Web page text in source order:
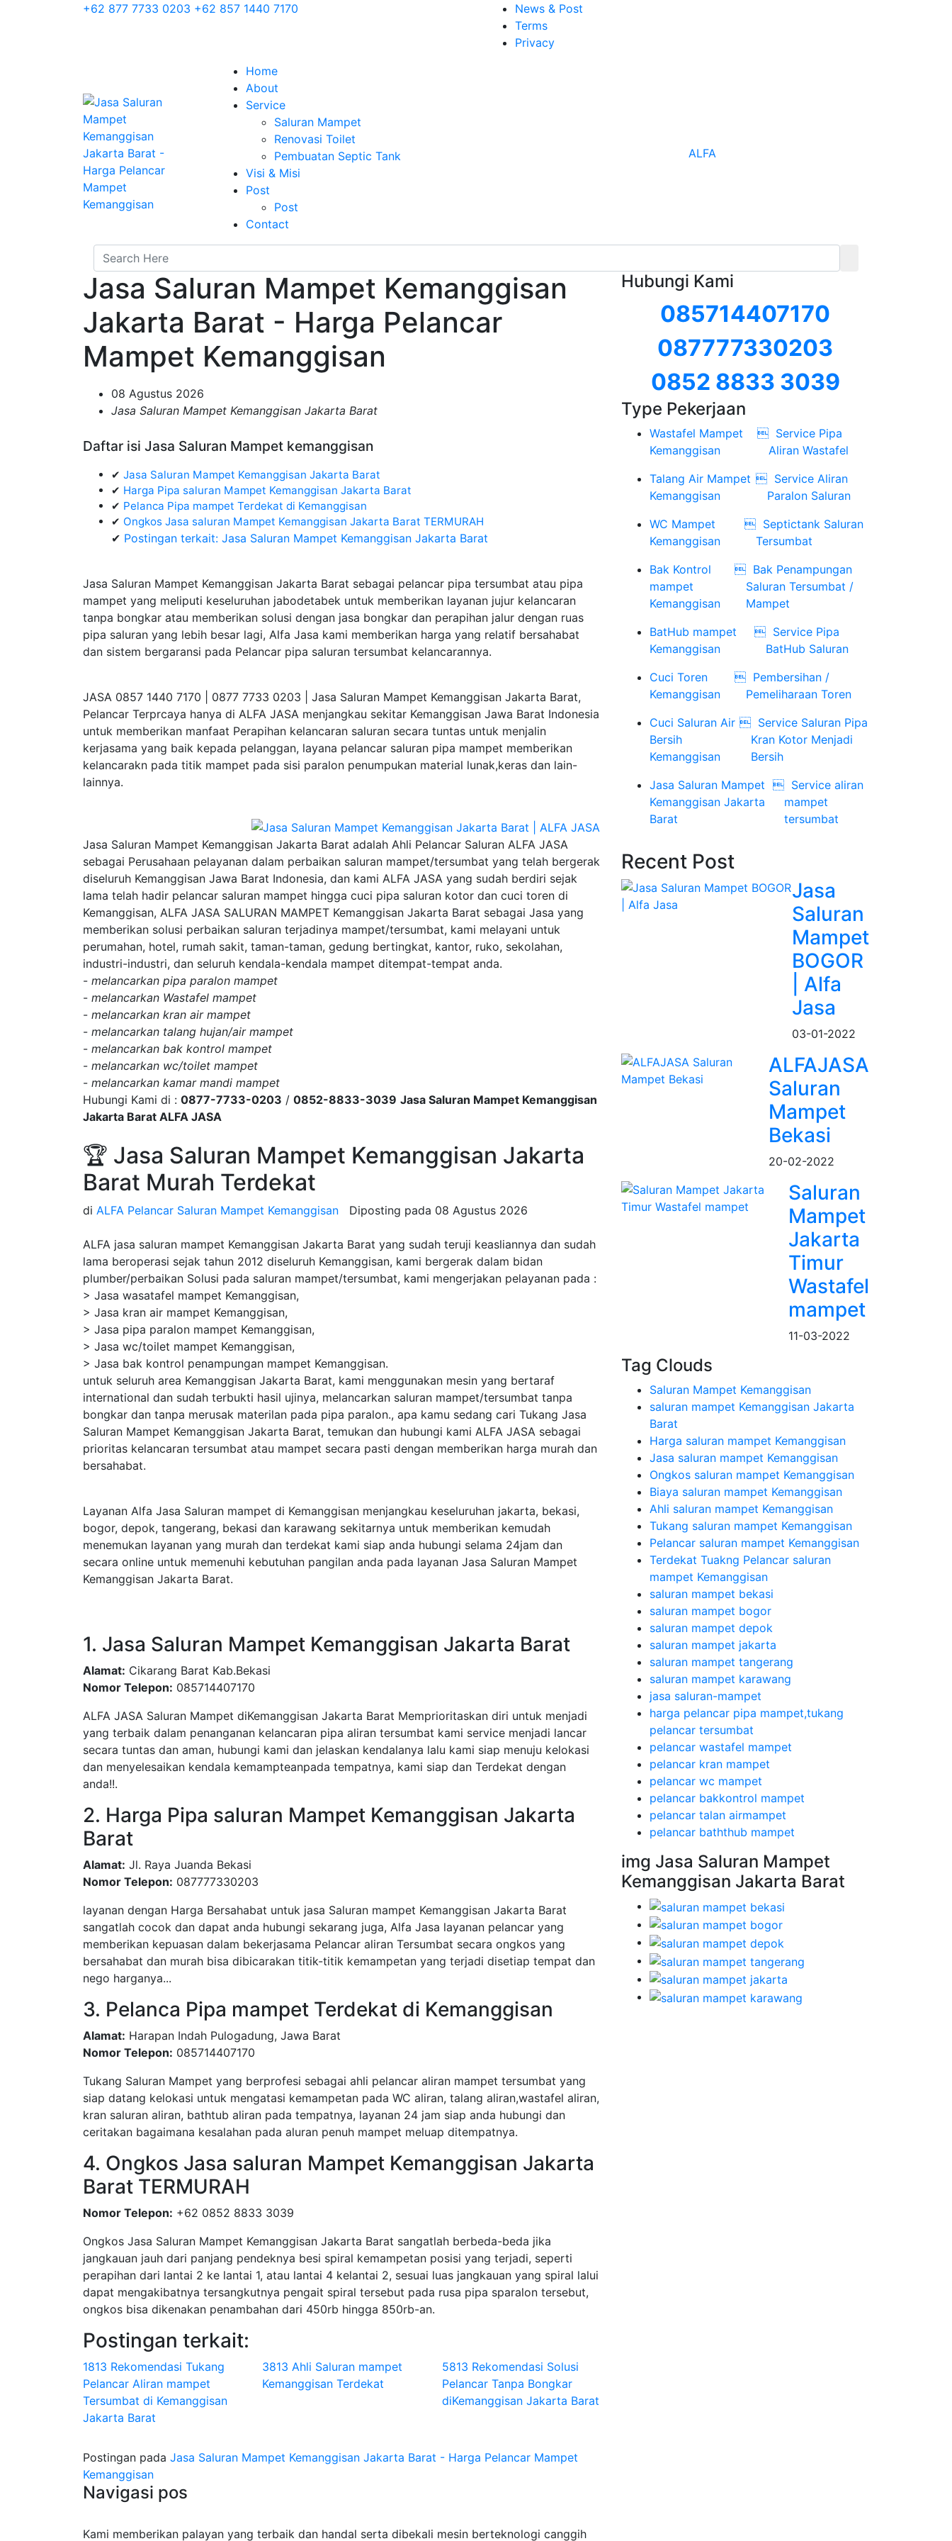
+62 877 7733 0203 +62 857 1440 7170
News & Post
Terms
Privacy
Home
About
Service
Saluran Mampet
Renovasi Toilet
Pembuatan Septic Tank
Visi & Misi
Post
Post
Contact
ALFA
Jasa Saluran Mampet Kemanggisan
Jakarta Barat - Harga Pelancar
Mampet Kemanggisan
08 Agustus 2026
Jasa Saluran Mampet Kemanggisan Jakarta Barat
Daftar isi Jasa Saluran Mampet kemanggisan
✔ Jasa Saluran Mampet Kemanggisan Jakarta Barat
✔ Harga Pipa saluran Mampet Kemanggisan Jakarta Barat
✔ Pelanca Pipa mampet Terdekat di Kemanggisan
✔ Ongkos Jasa saluran Mampet Kemanggisan Jakarta Barat TERMURAH
✔ Postingan terkait: Jasa Saluran Mampet Kemanggisan Jakarta Barat
Jasa Saluran Mampet Kemanggisan Jakarta Barat sebagai pelancar pipa tersumbat atau pipa
mampet yang meliputi keseluruhan jabodetabek untuk memberikan layanan jujur kelancaran
tanpa bongkar atau memberikan solusi dengan jasa bongkar dan perapihan jalur dengan ruas
pipa saluran yang lebih besar lagi, Alfa Jasa kami memberikan harga yang relatif bersahabat
dan sistem bergaransi pada Pelancar pipa saluran tersumbat kelancarannya.
JASA 0857 1440 7170 | 0877 7733 0203 | Jasa Saluran Mampet Kemanggisan Jakarta Barat,
Pelancar Terprcaya hanya di ALFA JASA menjangkau sekitar Kemanggisan Jawa Barat Indonesia
untuk memberikan manfaat Perapihan kelancaran saluran secara tuntas untuk menjalin
kerjasama yang baik kepada pelanggan, layana pelancar saluran pipa mampet memberikan
kelancarakn pada titik mampet pada sisi paralon penumpukan material lunak,keras dan lain-
lainnya.
Jasa Saluran Mampet Kemanggisan Jakarta Barat adalah Ahli Pelancar Saluran ALFA JASA
sebagai Perusahaan pelayanan dalam perbaikan saluran mampet/tersumbat yang telah bergerak
diseluruh Kemanggisan Jawa Barat Indonesia, dan kami ALFA JASA yang sudah berdiri sejak
lama telah hadir pelancar saluran mampet hingga cuci pipa saluran kotor dan cuci toren di
Kemanggisan, ALFA JASA SALURAN MAMPET Kemanggisan Jakarta Barat sebagai Jasa yang
memberikan solusi perbaikan saluran terjadinya mampet/tersumbat, kami melayani untuk
perumahan, hotel, rumah sakit, taman-taman, gedung bertingkat, kantor, ruko, sekolahan,
industri-industri, dan seluruh kendala-kendala mampet ditempat-tempat anda.
- melancarkan pipa paralon mampet
- melancarkan Wastafel mampet
- melancarkan kran air mampet
- melancarkan talang hujan/air mampet
- melancarkan bak kontrol mampet
- melancarkan wc/toilet mampet
- melancarkan kamar mandi mampet
Hubungi Kami di : 0877-7733-0203 / 0852-8833-3039 Jasa Saluran Mampet Kemanggisan
Jakarta Barat ALFA JASA
🏆 Jasa Saluran Mampet Kemanggisan Jakarta
Barat Murah Terdekat
di ALFA Pelancar Saluran Mampet Kemanggisan Diposting pada 08 Agustus 2026
ALFA jasa saluran mampet Kemanggisan Jakarta Barat yang sudah teruji keasliannya dan sudah
lama beroperasi sejak tahun 2012 diseluruh Kemanggisan, kami bergerak dalam bidan
plumber/perbaikan Solusi pada saluran mampet/tersumbat, kami mengerjakan pelayanan pada :
> Jasa wasatafel mampet Kemanggisan,
> Jasa kran air mampet Kemanggisan,
> Jasa pipa paralon mampet Kemanggisan,
> Jasa wc/toilet mampet Kemanggisan,
> Jasa bak kontrol penampungan mampet Kemanggisan.
untuk seluruh area Kemanggisan Jakarta Barat, kami menggunakan mesin yang bertaraf
international dan sudah terbukti hasil ujinya, melancarkan saluran mampet/tersumbat tanpa
bongkar dan tanpa merusak materilan pada pipa paralon., apa kamu sedang cari Tukang Jasa
Saluran Mampet Kemanggisan Jakarta Barat, temukan dan hubungi kami ALFA JASA sebagai
prioritas kelancaran tersumbat atau mampet secara pasti dengan memberikan harga murah dan
bersahabat.
Layanan Alfa Jasa Saluran mampet di Kemanggisan menjangkau keseluruhan jakarta, bekasi,
bogor, depok, tangerang, bekasi dan karawang sekitarnya untuk memberikan kemudah
menemukan layanan yang murah dan terdekat kami siap anda hubungi selama 24jam dan
secara online untuk memenuhi kebutuhan pangilan anda pada layanan Jasa Saluran Mampet
Kemanggisan Jakarta Barat.
1. Jasa Saluran Mampet Kemanggisan Jakarta Barat
Alamat: Cikarang Barat Kab.Bekasi
Nomor Telepon: 085714407170
ALFA JASA Saluran Mampet diKemanggisan Jakarta Barat Memprioritaskan diri untuk menjadi
yang terbaik dalam penanganan kelancaran pipa aliran tersumbat kami service menjadi lancar
secara tuntas dan aman, hubungi kami dan jelaskan kendalanya lalu kami siap menuju kelokasi
dan menyelesaikan kendala kemampteanpada tempatnya, kami siap dan Terdekat dengan
anda!!.
2. Harga Pipa saluran Mampet Kemanggisan Jakarta
Barat
Alamat: Jl. Raya Juanda Bekasi
Nomor Telepon: 087777330203
layanan dengan Harga Bersahabat untuk jasa Saluran mampet Kemanggisan Jakarta Barat
sangatlah cocok dan dapat anda hubungi sekarang juga, Alfa Jasa layanan pelancar yang
memberikan kepuasan dalam bekerjasama Pelancar aliran Tersumbat secara ongkos yang
bersahabat dan murah bisa dibicarakan titik-titik kemampetan yang terjadi disetiap tempat dan
nego harganya...
3. Pelanca Pipa mampet Terdekat di Kemanggisan
Alamat: Harapan Indah Pulogadung, Jawa Barat
Nomor Telepon: 085714407170
Tukang Saluran Mampet yang berprofesi sebagai ahli pelancar aliran mampet tersumbat yang
siap datang kelokasi untuk mengatasi kemampetan pada WC aliran, talang aliran,wastafel aliran,
kran saluran aliran, bathtub aliran pada tempatnya, layanan 24 jam siap anda hubungi dan
ceritakan bagaimana kesalahan pada aluran penuh mampet meluap ditempatnya.
4. Ongkos Jasa saluran Mampet Kemanggisan Jakarta
Barat TERMURAH
Nomor Telepon: +62 0852 8833 3039
Ongkos Jasa Saluran Mampet Kemanggisan Jakarta Barat sangatlah berbeda-beda jika
jangkauan jauh dari panjang pendeknya besi spiral kemampetan posisi yang terjadi, seperti
perapihan dari lantai 2 ke lantai 1, atau lantai 4 kelantai 2, sesuai luas jangkauan yang spiral lalui
dapat mengakibatnya tersangkutnya pengait spiral tersebut pada rusa pipa sparalon tersebut,
ongkos bisa dikenakan penambahan dari 450rb hingga 850rb-an.
Postingan terkait:
1813 Rekomendasi Tukang
Pelancar Aliran mampet
Tersumbat di Kemanggisan
Jakarta Barat
3813 Ahli Saluran mampet
Kemanggisan Terdekat
5813 Rekomendasi Solusi
Pelancar Tanpa Bongkar
diKemanggisan Jakarta Barat
Postingan pada Jasa Saluran Mampet Kemanggisan Jakarta Barat - Harga Pelancar Mampet
Kemanggisan
Navigasi pos
Kami memberikan palayan yang terbaik dan handal serta dibekali mesin berteknologi canggih
Hubungi Kami
085714407170
087777330203
0852 8833 3039
Type Pekerjaan
Wastafel Mampet
Kemanggisan
Service Pipa
Aliran Wastafel
Talang Air Mampet
Kemanggisan
 Service Aliran
Paralon Saluran
WC Mampet
Kemanggisan
Septictank Saluran
Tersumbat
Bak Kontrol
mampet
Kemanggisan
 Bak Penampungan
Saluran Tersumbat /
Mampet
BatHub mampet
Kemanggisan
Service Pipa
BatHub Saluran
Cuci Toren
Kemanggisan
Pembersihan /
Pemeliharaan Toren
Cuci Saluran Air
Bersih
Kemanggisan
Service Saluran Pipa
Kran Kotor Menjadi
Bersih
Jasa Saluran Mampet
Kemanggisan Jakarta
Barat
Service aliran
mampet
tersumbat
Recent Post
Jasa
Saluran
Mampet
BOGOR
| Alfa
Jasa
03-01-2022
ALFAJASA
Saluran
Mampet
Bekasi
20-02-2022
Saluran
Mampet
Jakarta
Timur
Wastafel
mampet
11-03-2022
Tag Clouds
Saluran Mampet Kemanggisan
saluran mampet Kemanggisan Jakarta
Barat
Harga saluran mampet Kemanggisan
Jasa saluran mampet Kemanggisan
Ongkos saluran mampet Kemanggisan
Biaya saluran mampet Kemanggisan
Ahli saluran mampet Kemanggisan
Tukang saluran mampet Kemanggisan
Pelancar saluran mampet Kemanggisan
Terdekat Tuakng Pelancar saluran
mampet Kemanggisan
saluran mampet bekasi
saluran mampet bogor
saluran mampet depok
saluran mampet jakarta
saluran mampet tangerang
saluran mampet karawang
jasa saluran-mampet
harga pelancar pipa mampet,tukang
pelancar tersumbat
pelancar wastafel mampet
pelancar kran mampet
pelancar wc mampet
pelancar bakkontrol mampet
pelancar talan airmampet
pelancar baththub mampet
img Jasa Saluran Mampet
Kemanggisan Jakarta Barat